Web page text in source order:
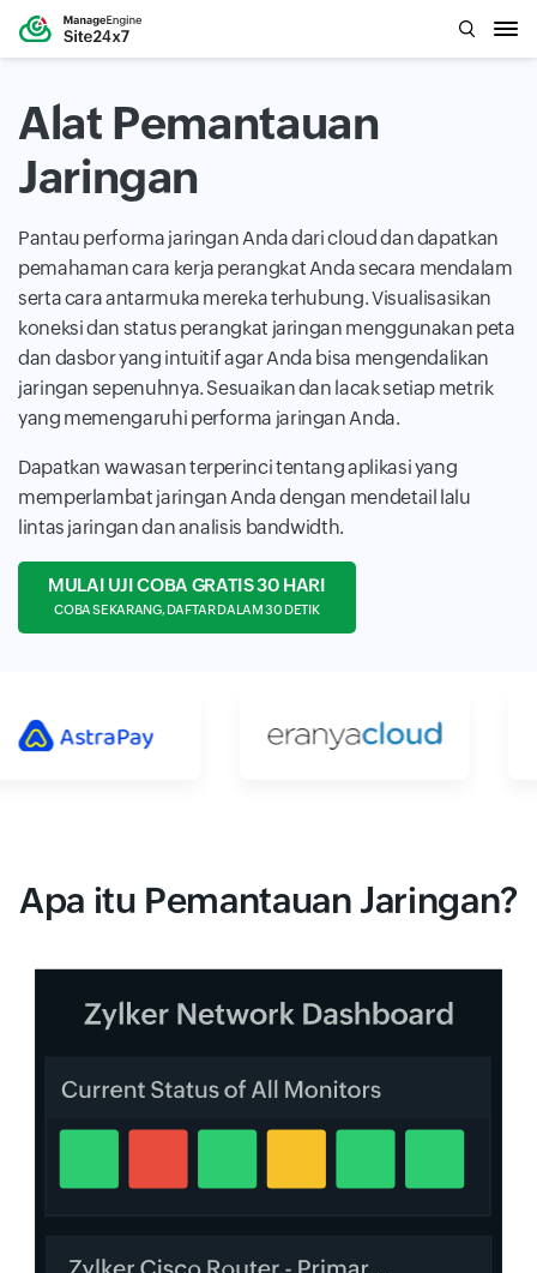
Alat Pemantauan
Jaringan
Pantau performa jaringan Anda dari cloud dan dapatkan
pemahaman cara kerja perangkat Anda secara mendalam
serta cara antarmuka mereka terhubung. Visualisasikan
koneksi dan status perangkat jaringan menggunakan peta
dan dasbor yang intuitif agar Anda bisa mengendalikan
jaringan sepenuhnya. Sesuaikan dan lacak setiap metrik
yang memengaruhi performa jaringan Anda.
Dapatkan wawasan terperinci tentang aplikasi yang
memperlambat jaringan Anda dengan mendetail lalu
lintas jaringan dan analisis bandwidth.
MULAI UJI COBA GRATIS 30 HARI
COBA SEKARANG, DAFTAR DALAM 30 DETIK
Apa itu Pemantauan Jaringan?